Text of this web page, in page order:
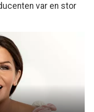
var en stor